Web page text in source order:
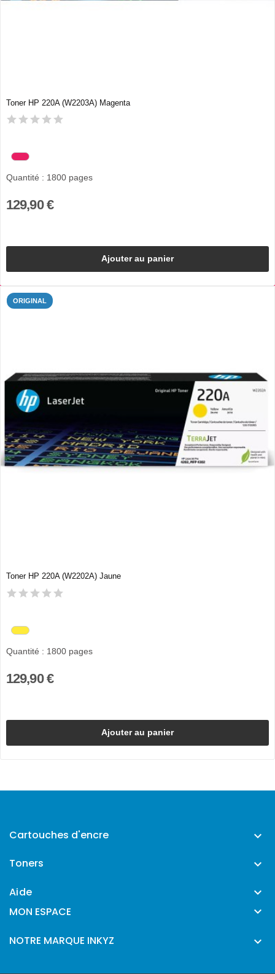
Toner HP 220A (W2203A) Magenta
Quantité : 1800 pages
129,90 €
Ajouter au panier
ORIGINAL
Toner HP 220A (W2202A) Jaune
Quantité : 1800 pages
129,90 €
Ajouter au panier
Cartouches d'encre 
Toners 
Aide 
MON ESPACE 
NOTRE MARQUE INKYZ 